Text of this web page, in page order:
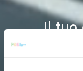
Il tuo